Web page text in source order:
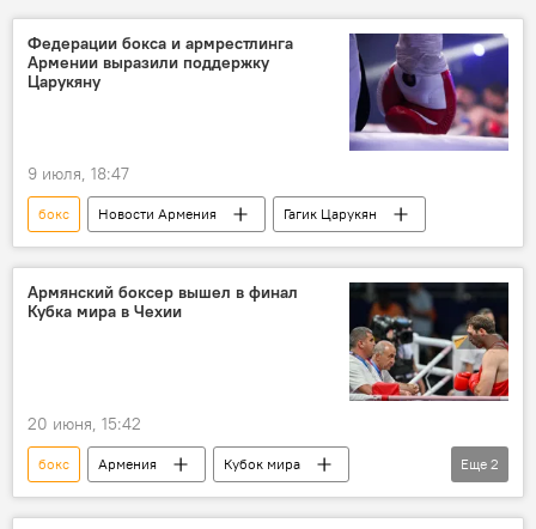
Федерации бокса и армрестлинга
Армении выразили поддержку
Царукяну
9 июля, 18:47
бокс Новости Армения Гагик Царукян
Армянский боксер вышел в финал
Кубка мира в Чехии
20 июня, 15:42
бокс Армения
Кубок мира
Спорт
Новости Армения
Еще 2